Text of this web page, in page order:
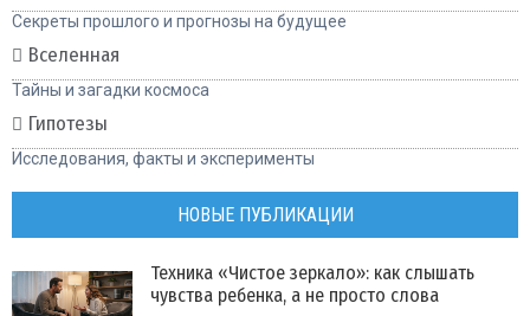
Секреты прошлого и прогнозы на будущее
Вселенная
Тайны и загадки космоса
Гипотезы
Исследования, факты и эксперименты
НОВЫЕ ПУБЛИКАЦИИ
Техника «Чистое зеркало»: как слышать
чувства ребенка, а не просто слова